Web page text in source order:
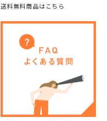
送料無料商品はこちら